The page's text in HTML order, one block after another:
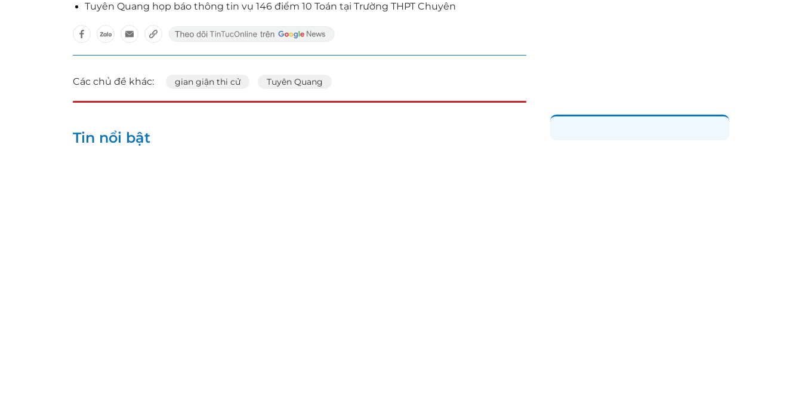
Tuyên Quang họp báo thông tin vụ 146 điểm 10 Toán tại Trường THPT Chuyên
Các chủ đề khác: gian giận thi cử Tuyên Quang
Tin nổi bật